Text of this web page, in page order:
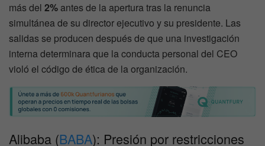
más del 2% antes de la apertura tras la renuncia
simultánea de su director ejecutivo y su presidente. Las
salidas se producen después de que una investigación
interna determinara que la conducta personal del CEO
violó el código de ética de la organización.
Alibaba (BABA): Presión por restricciones